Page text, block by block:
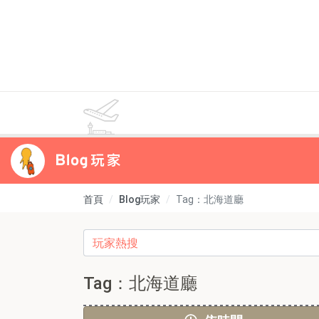
首頁 Blog玩家 Tag：北海道廳
Tag：北海道廳